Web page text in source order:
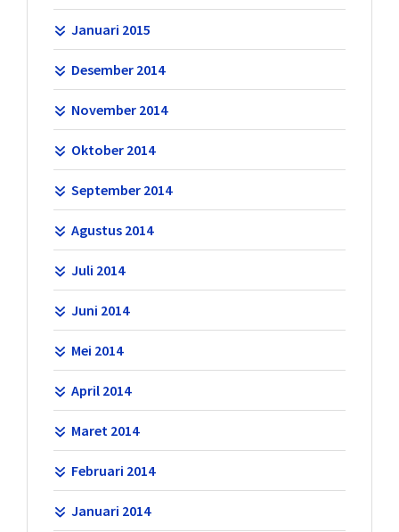
Januari 2015
Desember 2014
November 2014
Oktober 2014
September 2014
Agustus 2014
Juli 2014
Juni 2014
Mei 2014
April 2014
Maret 2014
Februari 2014
Januari 2014